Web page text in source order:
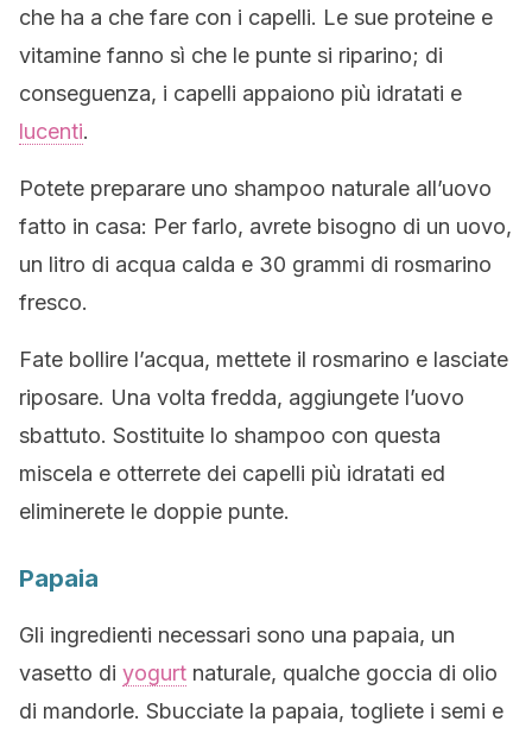
che ha a che fare con i capelli. Le sue proteine e
vitamine fanno sì che le punte si riparino; di
conseguenza, i capelli appaiono più idratati e
lucenti.
Potete preparare uno shampoo naturale all’uovo
fatto in casa: Per farlo, avrete bisogno di un uovo,
un litro di acqua calda e 30 grammi di rosmarino
fresco.
Fate bollire l’acqua, mettete il rosmarino e lasciate
riposare. Una volta fredda, aggiungete l’uovo
sbattuto. Sostituite lo shampoo con questa
miscela e otterrete dei capelli più idratati ed
eliminerete le doppie punte.
Papaia
Gli ingredienti necessari sono una papaia, un
vasetto di yogurt naturale, qualche goccia di olio
di mandorle. Sbucciate la papaia, togliete i semi e